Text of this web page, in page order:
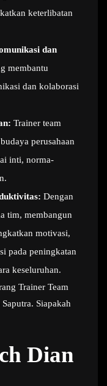
keterlibatan
dan
membantu
dan kolaborasi
Trainer team
perusahaan
inti, norma-
Dengan
tim, membangun
motivasi,
pada peningkatan
keseluruhan.
Trainer Team
Siapakah
Dian